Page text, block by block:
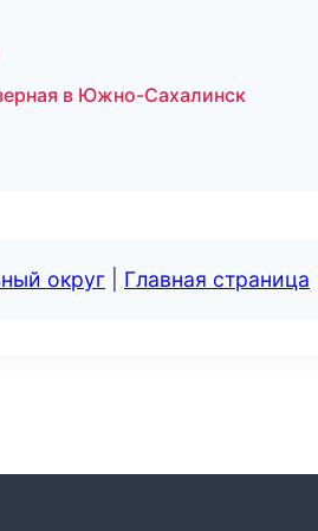
в Южно-Сахалинск
округ Главная страница